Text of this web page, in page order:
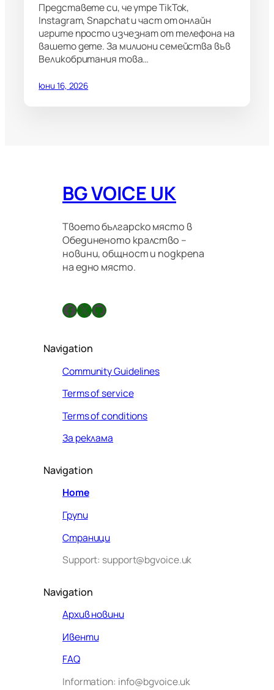
Представете си, че утре TikTok,
Instagram, Snapchat и част от онлайн
игрите просто изчезнат от телефона на
вашето дете. За милиони семейства във
Великобритания това…
юни 16, 2026
BG VOICE UK
Твоето българско място в
Обединеното кралство –
новини, общност и подкрепа
на едно място.
Facebook X GitHub
Navigation
Community Guidelines
Terms of service
Terms of conditions
За реклама
Navigation
Home
Групи
Страници
Support: support@bgvoice.uk
Navigation
Архив новини
Ивенти
FAQ
Information: info@bgvoice.uk
VOICE UK. С какво мога да